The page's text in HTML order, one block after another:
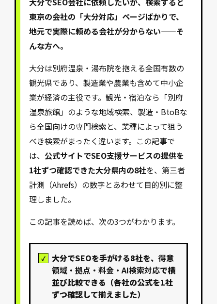
東京の会社の「大分対応」ページばかりで、
地元で実際に頼める会社が分からない——そ
んな方へ。
大分は別府温泉・湯布院を抱える全国有数の
観光県であり、製造業や農業も含めて中小企
業が経済の主役です。観光・宿泊なら「別府
温泉旅館」のような地域検索、製造・BtoBな
ら全国向けの専門検索と、業種によって狙う
べき検索がまったく違います。この記事で
は、 公式サイトでSEO支援サービスの提供を
1社ずつ確認できた大分県内の8社を、第三者
計測（Ahrefs）の数字とあわせて目的別に整
理しました。
この記事を読めば、次の3つがわかります。
大分でSEOを手がける8社を、得意
領域・拠点・料金・AI検索対応で横
並び比較できる（各社の公式を1社
ずつ確認して揃えました）